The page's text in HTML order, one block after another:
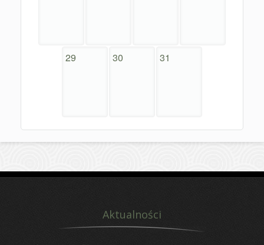
29 30 31
Aktualności